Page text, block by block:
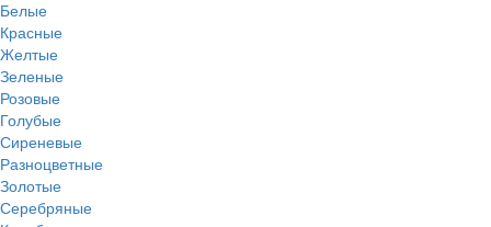
Белые
Красные
Желтые
Зеленые
Розовые
Голубые
Сиреневые
Разноцветные
Золотые
Серебряные